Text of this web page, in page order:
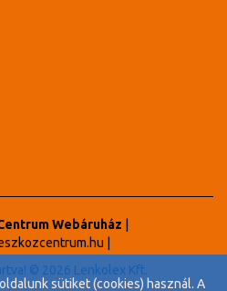
Webáruház
© 2026 Lenkolex Kft.
sütiket (cookies) használ. A